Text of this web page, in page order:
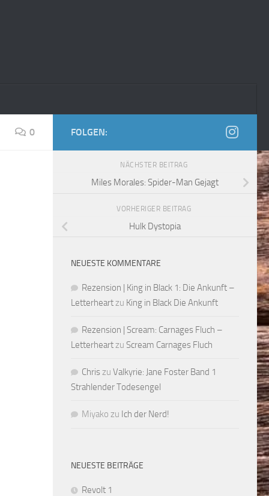
0 FOLGEN:
NÄCHSTER BEITRAG
Miles Morales: Spider-Man Gejagt
VORHERIGER BEITRAG
Hulk Dystopia
NEUESTE KOMMENTARE
Rezension | King in Black 1: Die Ankunft –
Letterheartzu King in Black Die Ankunft
Rezension | Scream: Carnages Fluch –
Letterheartzu Scream Carnages Fluch
Chriszu Valkyrie: Jane Foster Band 1
Strahlender Todesengel
Miyako zu Ich der Nerd!
NEUESTE BEITRÄGE
Revolt 1